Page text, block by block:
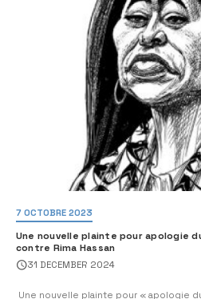
7 OCTOBRE 2023
Une nouvelle plainte pour apologie
contre Rima Hassan
31 DECEMBER 2024
Une nouvelle plainte pour « apologie